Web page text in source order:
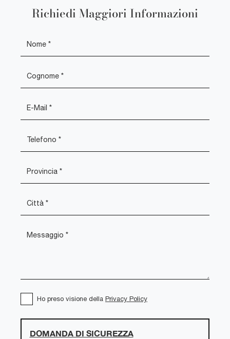
Richiedi Maggiori Informazioni
Ho preso visione della Privacy Policy
DOMANDA DI SICUREZZA